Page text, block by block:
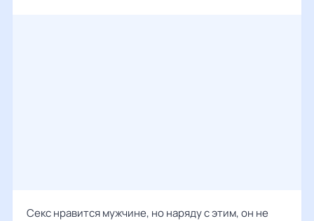
Секс нравится мужчине, но наряду с этим, он не